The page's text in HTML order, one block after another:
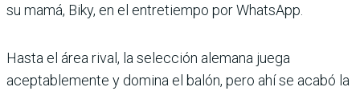
su mamá, Biky, en el entretiempo por WhatsApp.
Hasta el área rival, la selección alemana juega
aceptablemente y domina el balón, pero ahí se acabó la